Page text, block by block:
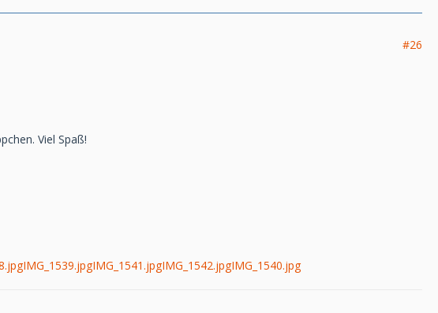
#26
Viel Spaß!
IMG_1539.jpgIMG_1541.jpgIMG_1542.jpgIMG_1540.jpg